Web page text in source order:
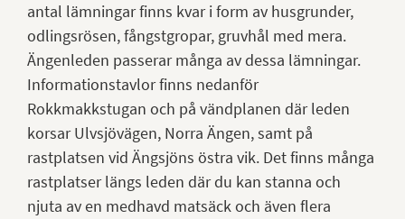
antal lämningar finns kvar i form av husgrunder,
odlingsrösen, fångstgropar, gruvhål med mera.
Ängenleden passerar många av dessa lämningar.
Informationstavlor finns nedanför
Rokkmakkstugan och på vändplanen där leden
korsar Ulvsjövägen, Norra Ängen, samt på
rastplatsen vid Ängsjöns östra vik. Det finns många
rastplatser längs leden där du kan stanna och
njuta av en medhavd matsäck och även flera